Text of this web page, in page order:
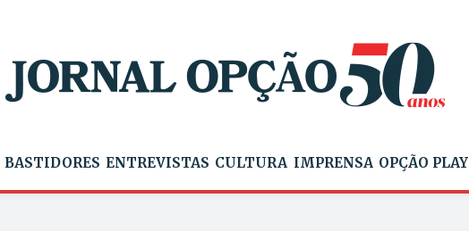
BASTIDORES ENTREVISTAS CULTURA IMPRENSA OPÇÃO PLAY